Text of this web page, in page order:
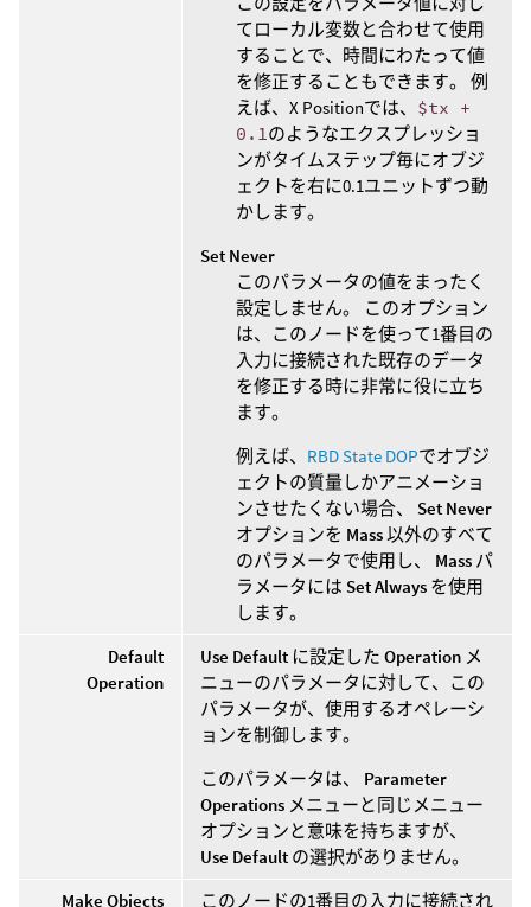
てローカル変数と合わせて使用
することで、時間にわたって値
を修正することもできます。 例
えば、X Positionでは、 $tx +
0.1 のようなエクスプレッショ
ンがタイムステップ毎にオブジ
ェクトを右に0.1ユニットずつ動
かします。
Set Never
このパラメータの値をまったく
設定しません。 このオプション
は、このノードを使って1番目の
入力に接続された既存のデータ
を修正する時に非常に役に立ち
ます。
例えば、 RBD State DOPでオブジ
ェクトの質量しかアニメーショ
ンさせたくない場合、 Set Never
オプションを Mass以外のすべて
のパラメータで使用し、 Mass パ
ラメータには Set Always を使用
します。
Default
Operation
Use Default に設定した Operation メ
ニューのパラメータに対して、この
パラメータが、使用するオペレーシ
ョンを制御します。
このパラメータは、 Parameter
Operations メニューと同じメニュー
オプションと意味を持ちますが、
Use Default の選択がありません。
Make Objects
このノードの1番目の入力に接続され